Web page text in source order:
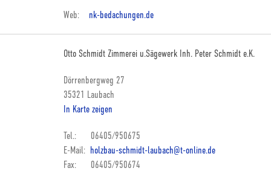
Web: nk-bedachungen.de
Otto Schmidt Zimmerei u.Sägewerk Inh. Peter Schmidt e.K.
Dörrenbergweg 27
35321 Laubach
In Karte zeigen
Tel.: 06405/950675
E-Mail: holzbau-schmidt-laubach@t-online.de
Fax: 06405/950674